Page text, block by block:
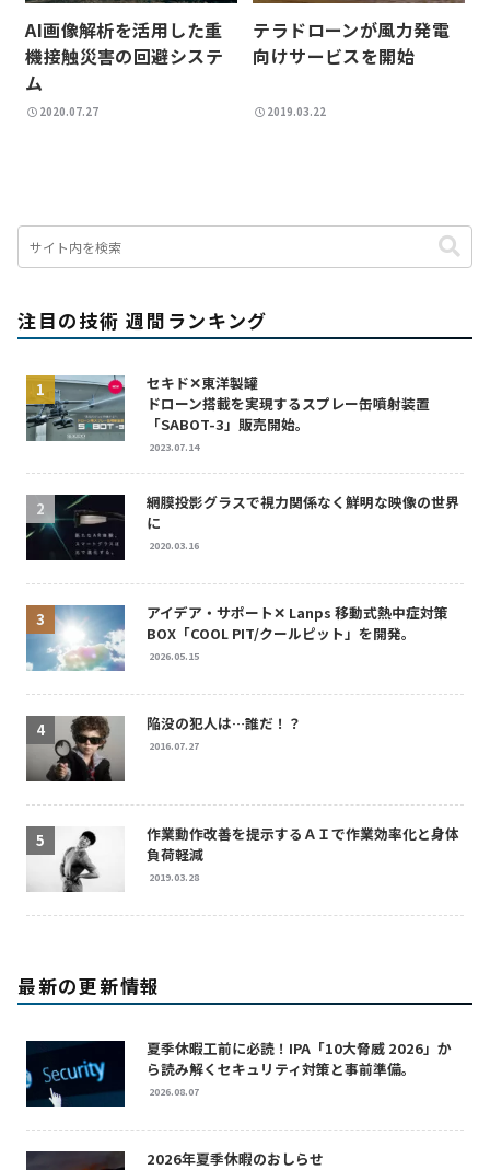
AI画像解析を活用した重
機接触災害の回避システ
ム
2020.07.27
テラドローンが風力発電
向けサービスを開始
2019.03.22
注目の技術 週間ランキング
セキド✕東洋製罐
ドローン搭載を実現するスプレー缶噴射装置
「SABOT-3」販売開始。
2023.07.14
網膜投影グラスで視力関係なく鮮明な映像の世界
に
2020.03.16
アイデア・サポート✕ Lanps 移動式熱中症対策
BOX「COOL PIT/クールピット」を開発。
2026.05.15
陥没の犯人は…誰だ！？
2016.07.27
作業動作改善を提示するＡＩで作業効率化と身体
負荷軽減
2019.03.28
最新の更新情報
夏季休暇工前に必読！IPA「10大脅威 2026」か
ら読み解くセキュリティ対策と事前準備。
2026.08.07
2026年夏季休暇のおしらせ